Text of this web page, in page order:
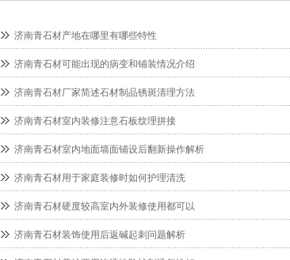
济南青石材产地在哪里有哪些特性
济南青石材可能出现的病变和铺装情况介绍
济南青石材厂家简述石材制品锈斑清理方法
济南青石材室内装修注意石板纹理拼接
济南青石材室内地面墙面铺设后翻新操作解析
济南青石材用于家庭装修时如何护理清洗
济南青石材硬度较高室内外装修使用都可以
济南青石材装饰使用后返碱起刺问题解析